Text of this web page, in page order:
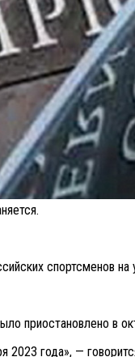
спортсменов на
приостановлено в
года», —